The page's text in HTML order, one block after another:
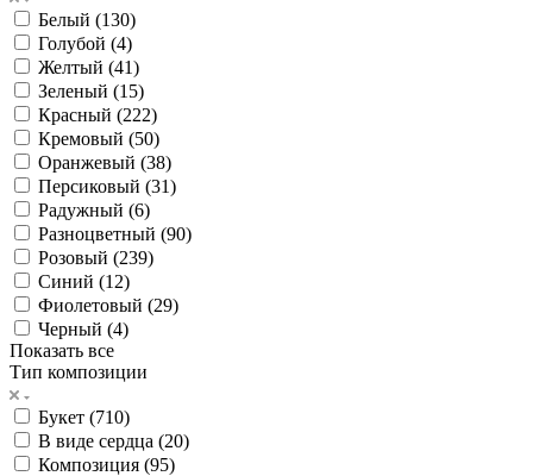
Белый (130)
Голубой (4)
Желтый (41)
Зеленый (15)
Красный (222)
Кремовый (50)
Оранжевый (38)
Персиковый (31)
Радужный (6)
Разноцветный (90)
Розовый (239)
Синий (12)
Фиолетовый (29)
Черный (4)
Показать все
Тип композиции
Букет (710)
В виде сердца (20)
Композиция (95)